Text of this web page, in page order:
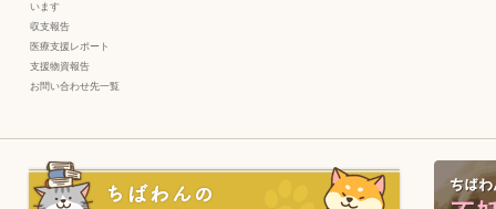
います
収支報告
医療支援レポート
支援物資報告
お問い合わせ先一覧